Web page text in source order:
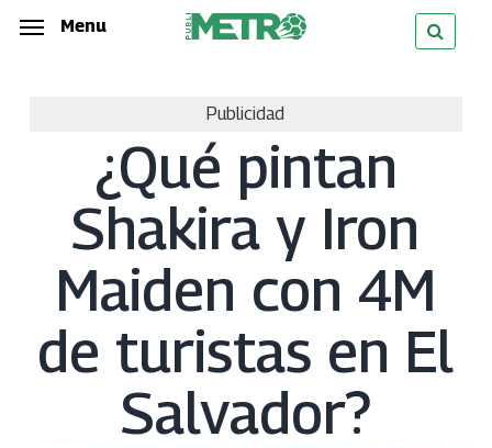
Skip
Menu
Publicidad
¿Qué pintan
Shakira y Iron
Maiden con 4M
de turistas en El
Salvador?
Menu